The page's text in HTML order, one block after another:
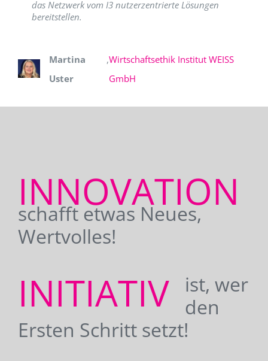
das Netzwerk vom I3 nutzerzentrierte Lösungen
bereitstellen.
Martina
Uster
,Wirtschaftsethik Institut WEISS
GmbH
INNOVATION
schafft etwas Neues,
Wertvolles!
INITIATIV
ist, wer
den
Ersten Schritt setzt!